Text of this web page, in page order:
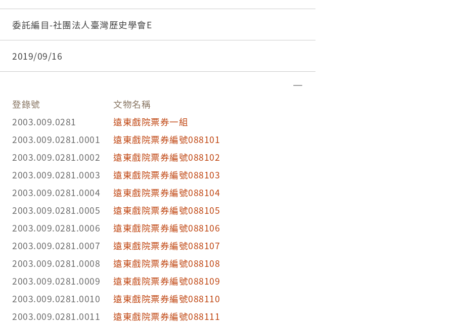
戲院股份有限公司」。
委託編目-社團法人臺灣歷史學會E
2019/09/16
登錄號
文物名稱
2003.009.0281
遠東戲院票券一組
2003.009.0281.0001
遠東戲院票券編號088101
2003.009.0281.0002
遠東戲院票券編號088102
2003.009.0281.0003
遠東戲院票券編號088103
2003.009.0281.0004
遠東戲院票券編號088104
2003.009.0281.0005
遠東戲院票券編號088105
2003.009.0281.0006
遠東戲院票券編號088106
2003.009.0281.0007
遠東戲院票券編號088107
2003.009.0281.0008
遠東戲院票券編號088108
2003.009.0281.0009
遠東戲院票券編號088109
2003.009.0281.0010
遠東戲院票券編號088110
2003.009.0281.0011
遠東戲院票券編號088111